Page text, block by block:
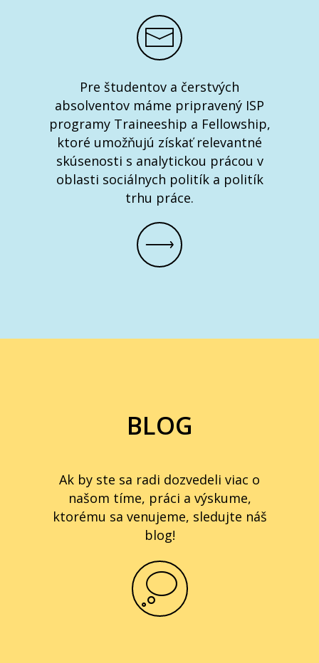
Pre študentov a čerstvých
absolventov máme pripravený ISP
programy Traineeship a Fellowship,
ktoré umožňujú získať relevantné
skúsenosti s analytickou prácou v
oblasti sociálnych politík a politík
trhu práce.
BLOG
Ak by ste sa radi dozvedeli viac o
našom tíme, práci a výskume,
ktorému sa venujeme, sledujte náš
blog!